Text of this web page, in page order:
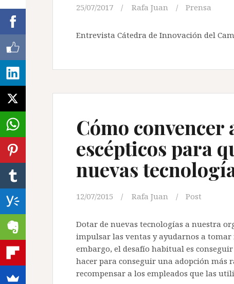
25/07/2017 Rafa Juan Prensa
Entrevista Cátedra de Innovación del
Cómo convencer
escépticos para
nuevas
12/07/2015 Rafa Juan Post
Dotar de nuevas tecnologías a nuestra
impulsar las ventas y ayudarnos a tomar
embargo, el desafío habitual es
hacer para conseguir una adopción más
recompensar a los empleados que las